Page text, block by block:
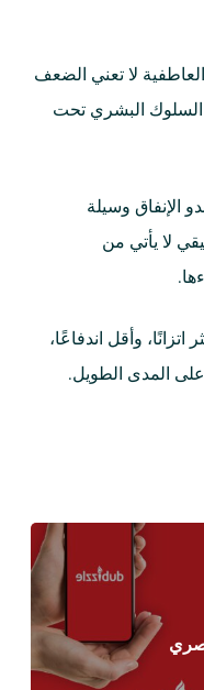
لا تعني الضعف
البشري تحت
الإنفاق وسيلة
لا يأتي من
وأقل اندفاعًا،
على المدى الطويل.